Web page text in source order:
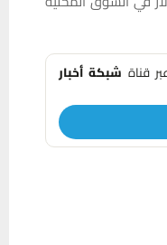
قناة شبكة أخبار